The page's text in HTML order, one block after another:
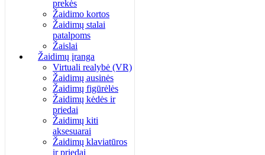
prekės
Žaidimo kortos
Žaidimų stalai
patalpoms
Žaislai
Žaidimų įranga
Virtuali realybė (VR)
Žaidimų ausinės
Žaidimų figūrėlės
Žaidimų kėdės ir
priedai
Žaidimų kiti
aksesuarai
Žaidimų klaviatūros
ir priedai